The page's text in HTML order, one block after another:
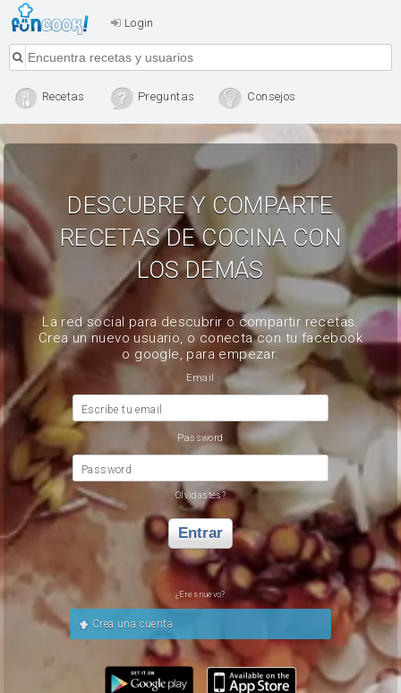
Login
Recetas Preguntas Consejos
DESCUBRE Y COMPARTE
RECETAS DE COCINA CON
LOS DEMÁS
La red social para descubrir o compartir recetas.
Crea un nuevo usuario, o conecta con tu facebook
o google, para empezar.
Email
Escribe tu email
Password
Password
Olvidastes?
Entrar
¿Eres nuevo?
Crea una cuenta